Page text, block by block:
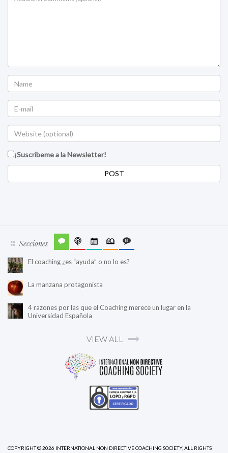
¡Suscríbeme a la Newsletter!
Secciones
El coaching ¿es “ayuda” o no lo es?
La manzana protagonista
4 razones por las que el Coaching merece un lugar en la
Universidad Española
VIEW ALL
COPYRIGHT © 2026 INTERNATIONAL NON DIRECTIVE COACHING SOCIETY, ALL RIGHTS